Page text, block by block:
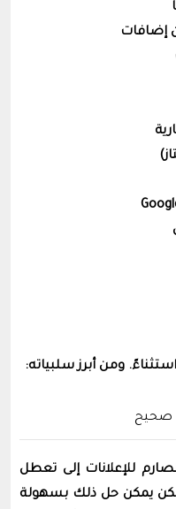
إضافات
ومن أبرز سلبياته:
للإعلانات إلى تعطل
يمكن حل ذلك بسهولة